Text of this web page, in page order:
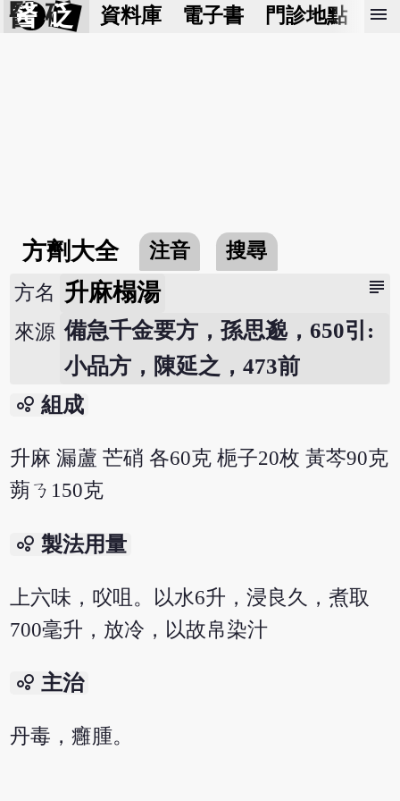
醫 砭 資料庫 電子書 門診地點 預
menu
方劑大全 注音 搜尋
subject
方名 升麻榻湯
來源 備急千金要方，孫思邈，650引:
小品方，陳延之，473前
bubble_chart 組成
升麻 漏蘆 芒硝 各60克 梔子20枚 黃芩90克
蒴ㄋ150克
bubble_chart 製法用量
上六味，㕮咀。以水6升，浸良久，煮取
700毫升，放冷，以故帛染汁
bubble_chart 主治
丹毒，癰腫。